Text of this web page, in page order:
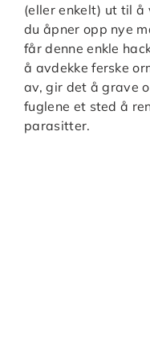
(eller enkelt) ut til
du åpner opp nye
får denne enkle
å avdekke ferske
av, gir det å grave
fuglene et sted å
parasitter.